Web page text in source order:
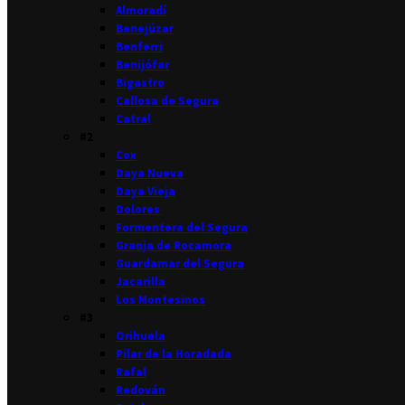
Almoradí
Benejúzar
Benferri
Benijófar
Bigastro
Callosa de Segura
Catral
Cox
Daya Nueva
Daya Vieja
Dolores
Formentera del Segura
Granja de Rocamora
Guardamar del Segura
Jacarilla
Los Montesinos
Orihuela
Pilar de la Horadada
Rafal
Redován